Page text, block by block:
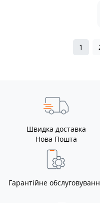
1
Швидка доставка
Нова Пошта
Гарантійне